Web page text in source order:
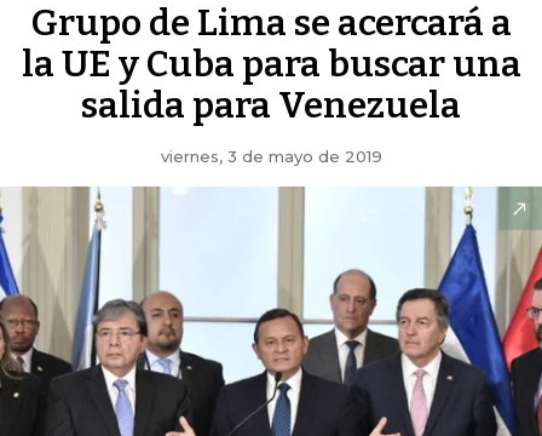
Grupo de Lima se acercará a
la UE y Cuba para buscar una
salida para Venezuela
viernes, 3 de mayo de 2019